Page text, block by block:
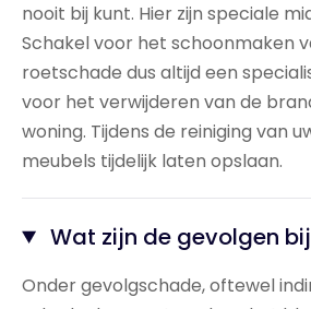
nooit bij kunt. Hier zijn speciale
Schakel voor het schoonmaken
roetschade dus altijd een
voor het verwijderen van de
woning. Tijdens de reiniging van
meubels tijdelijk laten opslaan.
Wat zijn de gevolgen
Onder gevolgschade, oftewel